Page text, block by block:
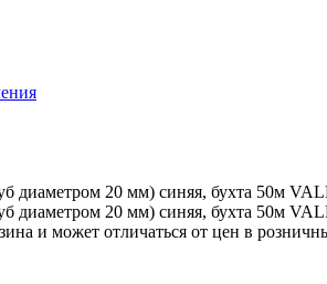
диаметром 20 мм) синяя, бухта 50м
и может отличаться от цен в